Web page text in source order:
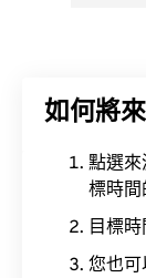
如何將
點選來
標時間
目標
您也可